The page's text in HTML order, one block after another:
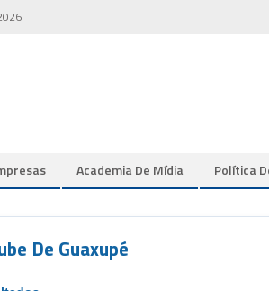
Academia De Mídia Política
De Guaxupé